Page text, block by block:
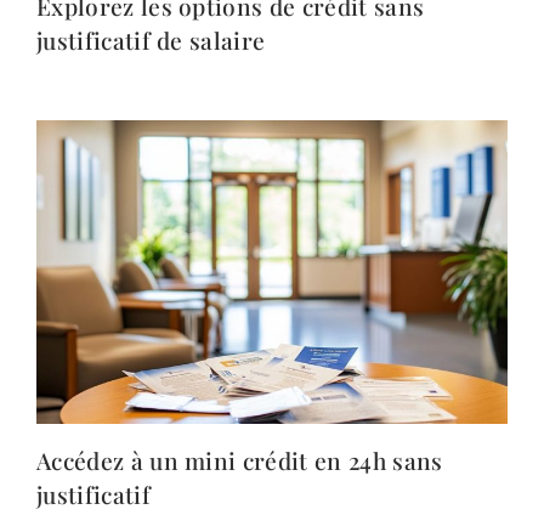
justificatif de salaire
Accédez à un mini crédit en 24h sans
justificatif